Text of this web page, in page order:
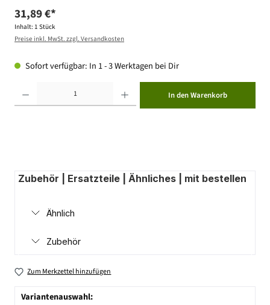
31,89 €*
Inhalt: 1 Stück
Preise inkl. MwSt. zzgl. Versandkosten
Sofort verfügbar: In 1 - 3 Werktagen bei Dir
In den Warenkorb
Zubehör | Ersatzteile | Ähnliches | mit bestellen
Ähnlich
Zubehör
Zum Merkzettel hinzufügen
Variantenauswahl: